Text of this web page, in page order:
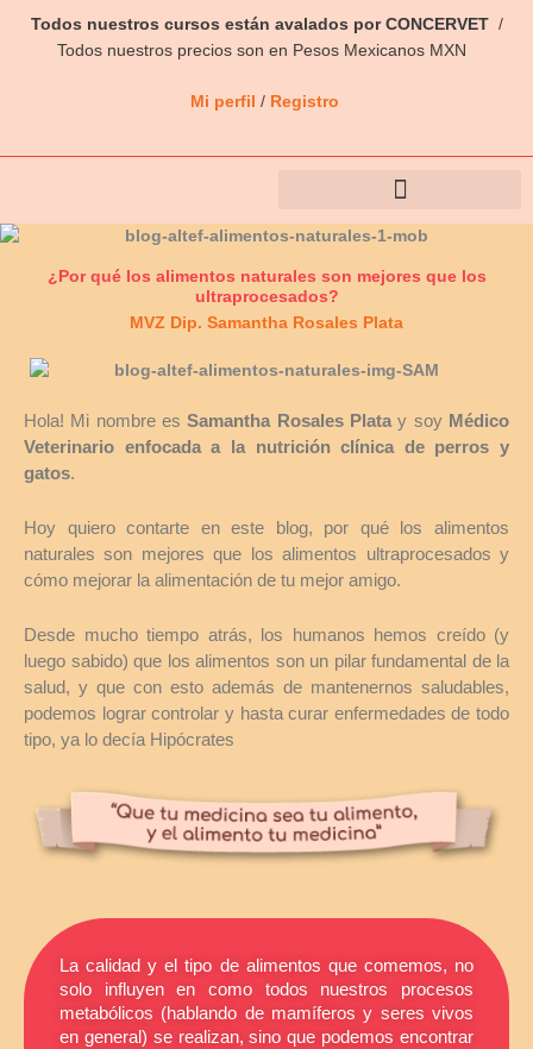
Todos nuestros cursos están avalados por CONCERVET /
Todos nuestros precios son en Pesos Mexicanos MXN
Mi perfil / Registro
¿Por qué los alimentos naturales son mejores que los
ultraprocesados?
MVZ Dip. Samantha Rosales Plata
Hola! Mi nombre esSamantha Rosales Plata y soy Médico
Veterinario enfocada a la nutrición clínica de perros y
gatos.
Hoy quiero contarte en este blog, por qué los alimentos
naturales son mejores que los alimentos ultraprocesados y
cómo mejorar la alimentación de tu mejor amigo.
Desde mucho tiempo atrás, los humanos hemos creído (y
luego sabido) que los alimentos son un pilar fundamental de la
salud, y que con esto además de mantenernos saludables,
podemos lograr controlar y hasta curar enfermedades de todo
tipo, ya lo decía Hipócrates
La calidad y el tipo de alimentos que comemos, no
solo influyen en como todos nuestros procesos
metabólicos (hablando de mamíferos y seres vivos
en general) se realizan, sino que podemos encontrar